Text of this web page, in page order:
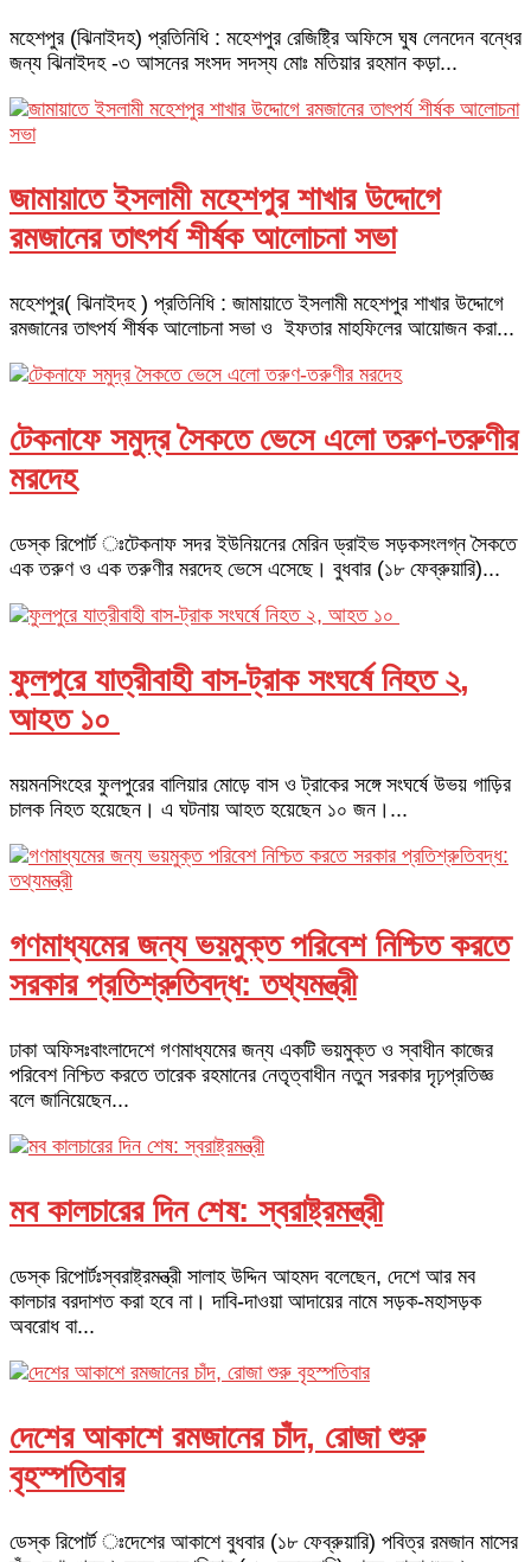
মহেশপুর (ঝিনাইদহ) প্রতিনিধি : মহেশপুর রেজিষ্ট্রি অফিসে ঘুষ লেনদেন বন্ধের
জন্য ঝিনাইদহ -৩ আসনের সংসদ সদস্য মোঃ মতিয়ার রহমান কড়া...
জামায়াতে ইসলামী মহেশপুর শাখার উদ্দোগে
রমজানের তাৎপর্য শীর্ষক আলোচনা সভা
মহেশপুর( ঝিনাইদহ ) প্রতিনিধি : জামায়াতে ইসলামী মহেশপুর শাখার উদ্দোগে
রমজানের তাৎপর্য শীর্ষক আলোচনা সভা ও ইফতার মাহফিলের আয়োজন করা...
টেকনাফে সমুদ্র সৈকতে ভেসে এলো তরুণ-তরুণীর
মরদেহ
ডেস্ক রিপোর্ট ঃটেকনাফ সদর ইউনিয়নের মেরিন ড্রাইভ সড়কসংলগ্ন সৈকতে
এক তরুণ ও এক তরুণীর মরদেহ ভেসে এসেছে। বুধবার (১৮ ফেব্রুয়ারি)...
ফুলপুরে যাত্রীবাহী বাস-ট্রাক সংঘর্ষে নিহত ২,
আহত ১০
ময়মনসিংহের ফুলপুরের বালিয়ার মোড়ে বাস ও ট্রাকের সঙ্গে সংঘর্ষে উভয় গাড়ির
চালক নিহত হয়েছেন। এ ঘটনায় আহত হয়েছেন ১০ জন।...
গণমাধ্যমের জন্য ভয়মুক্ত পরিবেশ নিশ্চিত করতে
সরকার প্রতিশ্রুতিবদ্ধ: তথ্যমন্ত্রী
ঢাকা অফিসঃবাংলাদেশে গণমাধ্যমের জন্য একটি ভয়মুক্ত ও স্বাধীন কাজের
পরিবেশ নিশ্চিত করতে তারেক রহমানের নেতৃত্বাধীন নতুন সরকার দৃঢ়প্রতিজ্ঞ
বলে জানিয়েছেন...
মব কালচারের দিন শেষ: স্বরাষ্ট্রমন্ত্রী
ডেস্ক রিপোর্টঃস্বরাষ্ট্রমন্ত্রী সালাহ উদ্দিন আহমদ বলেছেন, দেশে আর মব
কালচার বরদাশত করা হবে না। দাবি-দাওয়া আদায়ের নামে সড়ক-মহাসড়ক
অবরোধ বা...
দেশের আকাশে রমজানের চাঁদ, রোজা শুরু
বৃহস্পতিবার
ডেস্ক রিপোর্ট ঃদেশের আকাশে বুধবার (১৮ ফেব্রুয়ারি) পবিত্র রমজান মাসের